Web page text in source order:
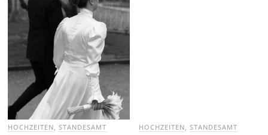
HOCHZEITEN ,STANDESAMT HOCHZEITEN STANDESAMT